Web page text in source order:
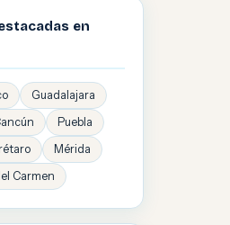
en
Guadalajara
Puebla
Mérida
Carmen